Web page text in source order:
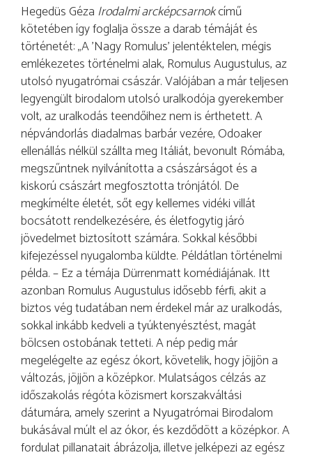
Hegedüs Géza Irodalmi arcképcsarnokcímű
kötetében így foglalja össze a darab témáját és
történetét: „A ’Nagy Romulus’ jelentéktelen, mégis
emlékezetes történelmi alak, Romulus Augustulus, az
utolsó nyugatrómai császár. Valójában a már teljesen
legyengült birodalom utolsó uralkodója gyerekember
volt, az uralkodás teendőihez nem is érthetett. A
népvándorlás diadalmas barbár vezére, Odoaker
ellenállás nélkül szállta meg Itáliát, bevonult Rómába,
megszűntnek nyilvánította a császárságot és a
kiskorú császárt megfosztotta trónjától. De
megkímélte életét, sőt egy kellemes vidéki villát
bocsátott rendelkezésére, és életfogytig járó
jövedelmet biztosított számára. Sokkal későbbi
kifejezéssel nyugalomba küldte. Példátlan történelmi
példa. – Ez a témája Dürrenmatt komédiájának. Itt
azonban Romulus Augustulus idősebb férfi, akit a
biztos vég tudatában nem érdekel már az uralkodás,
sokkal inkább kedveli a tyúktenyésztést, magát
bölcsen ostobának tetteti. A nép pedig már
megelégelte az egész ókort, követelik, hogy jöjjön a
változás, jöjjön a középkor. Mulatságos célzás az
időszakolás régóta közismert korszakváltási
dátumára, amely szerint a Nyugatrómai Birodalom
bukásával múlt el az ókor, és kezdődött a középkor. A
fordulat pillanatait ábrázolja, illetve jelképezi az egész